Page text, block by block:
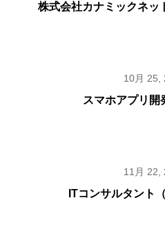
株式会社カナミックネッ
10月 25,
スマホアプリ開
11月 22,
ITコンサルタント